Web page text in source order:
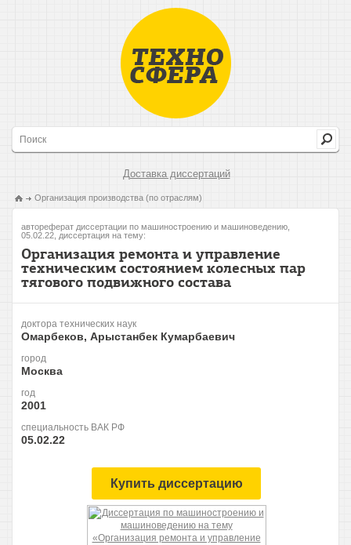
Доставка диссертаций
Организация производства (по отраслям)
автореферат диссертации по машиностроению и машиноведению,
05.02.22, диссертация на тему:
Организация ремонта и управление
техническим состоянием колесных пар
тягового подвижного состава
доктора технических наук
Омарбеков, Арыстанбек Кумарбаевич
город
Москва
год
2001
специальность ВАК РФ
05.02.22
Купить диссертацию